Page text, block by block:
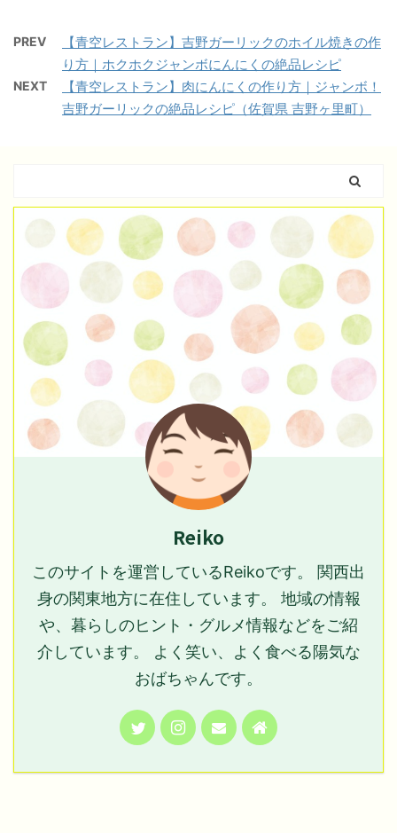
PREV
【青空レストラン】吉野ガーリックのホイル焼きの作
り方｜ホクホクジャンボにんにくの絶品レシピ
NEXT
【青空レストラン】肉にんにくの作り方｜ジャンボ！
吉野ガーリックの絶品レシピ（佐賀県 吉野ヶ里町）
Reiko
このサイトを運営しているReikoです。 関西出
身の関東地方に在住しています。 地域の情報
や、暮らしのヒント・グルメ情報などをご紹
介しています。 よく笑い、よく食べる陽気な
おばちゃんです。